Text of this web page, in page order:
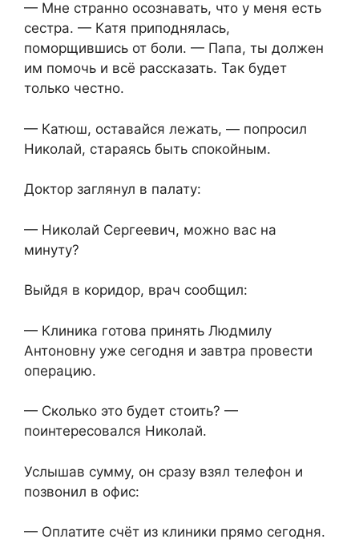
— Мне странно осознавать, что у меня есть
сестра. — Катя приподнялась,
поморщившись от боли. — Папа, ты должен
им помочь и всё рассказать. Так будет
только честно.
— Катюш, оставайся лежать, — попросил
Николай, стараясь быть спокойным.
Доктор заглянул в палату:
— Николай Сергеевич, можно вас на
минуту?
Выйдя в коридор, врач сообщил:
— Клиника готова принять Людмилу
Антоновну уже сегодня и завтра провести
операцию.
— Сколько это будет стоить? —
поинтересовался Николай.
Услышав сумму, он сразу взял телефон и
позвонил в офис:
— Оплатите счёт из клиники прямо сегодня.